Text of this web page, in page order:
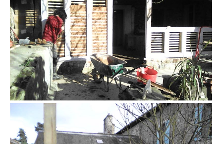
colombage remplissage terre paille